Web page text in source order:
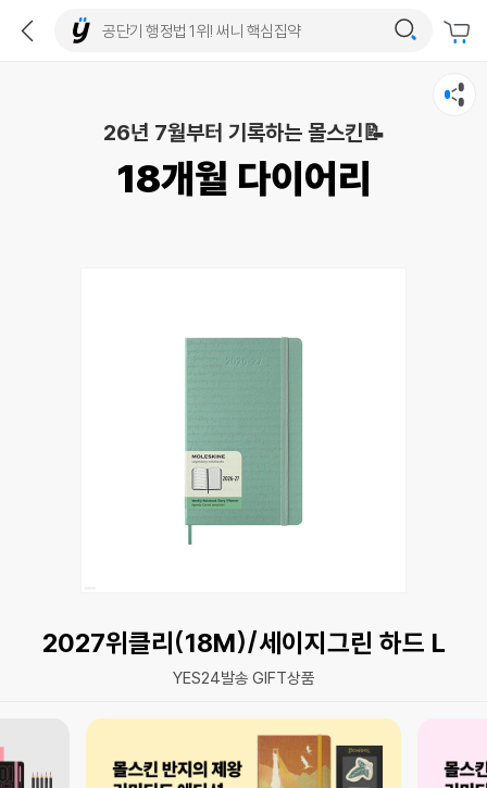
26년 7월부터 기록하는 몰스킨📝
18개월 다이어리
2027위클리(18M)/세이지그린 하드 L
YES24발송 GIFT상품